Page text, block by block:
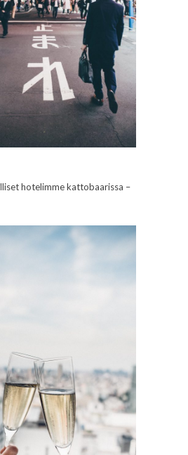
hotelimme kattobaarissa –